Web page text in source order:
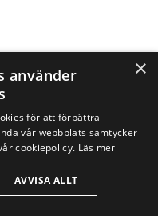
×
använder
för att förbättra
vår webbplats samtycker
cookiepolicy. Läs mer
AVVISA ALLT